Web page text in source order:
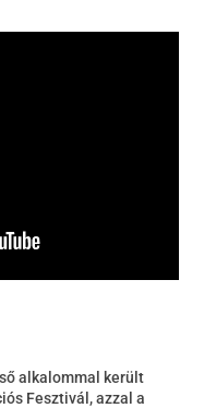
alkalommal került
Fesztivál, azzal a